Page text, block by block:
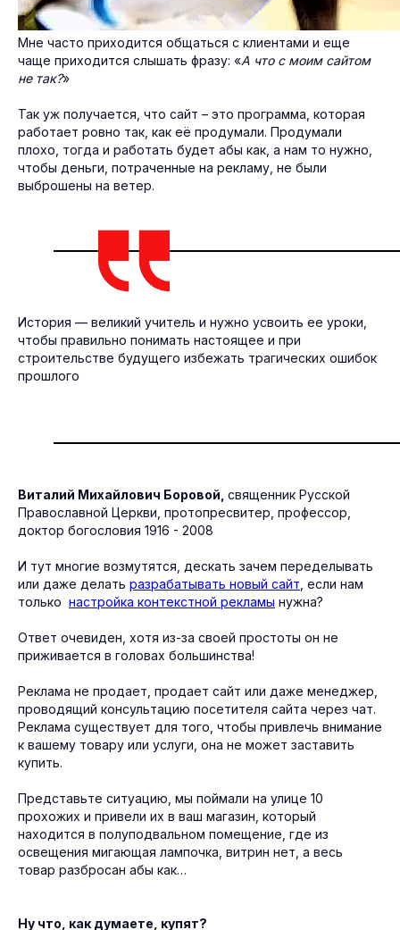
Мне часто приходится общаться с клиентами и еще
чаще приходится слышать фразу: «А что с моим сайтом
не так?»
Так уж получается, что сайт – это программа, которая
работает ровно так, как её продумали. Продумали
плохо, тогда и работать будет абы как, а нам то нужно,
чтобы деньги, потраченные на рекламу, не были
выброшены на ветер.
История — великий учитель и нужно усвоить ее уроки,
чтобы правильно понимать настоящее и при
строительстве будущего избежать трагических ошибок
прошлого
Виталий Михайлович Боровой, священник Русской
Православной Церкви, протопресвитер, профессор,
доктор богословия 1916 - 2008
И тут многие возмутятся, дескать зачем переделывать
или даже делать разрабатывать новый сайт , если нам
только настройка контекстной рекламы нужна?
Ответ очевиден, хотя из-за своей простоты он не
приживается в головах большинства!
Реклама не продает, продает сайт или даже менеджер,
проводящий консультацию посетителя сайта через чат.
Реклама существует для того, чтобы привлечь внимание
к вашему товару или услуги, она не может заставить
купить.
Представьте ситуацию, мы поймали на улице 10
прохожих и привели их в ваш магазин, который
находится в полуподвальном помещение, где из
освещения мигающая лампочка, витрин нет, а весь
товар разбросан абы как…
Ну что, как думаете, купят?